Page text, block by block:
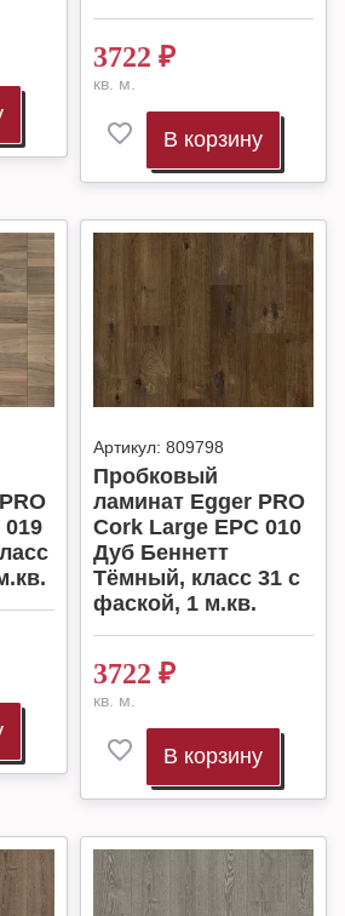
3722 ₽
кв. м.
В корзину
019
Артикул: 809798
Пробковый
ламинат Egger PRO
Cork Large EPC 010
Дуб Беннетт
Тёмный, класс 31 с
фаской, 1 м.кв.
3722 ₽
кв. м.
В корзину